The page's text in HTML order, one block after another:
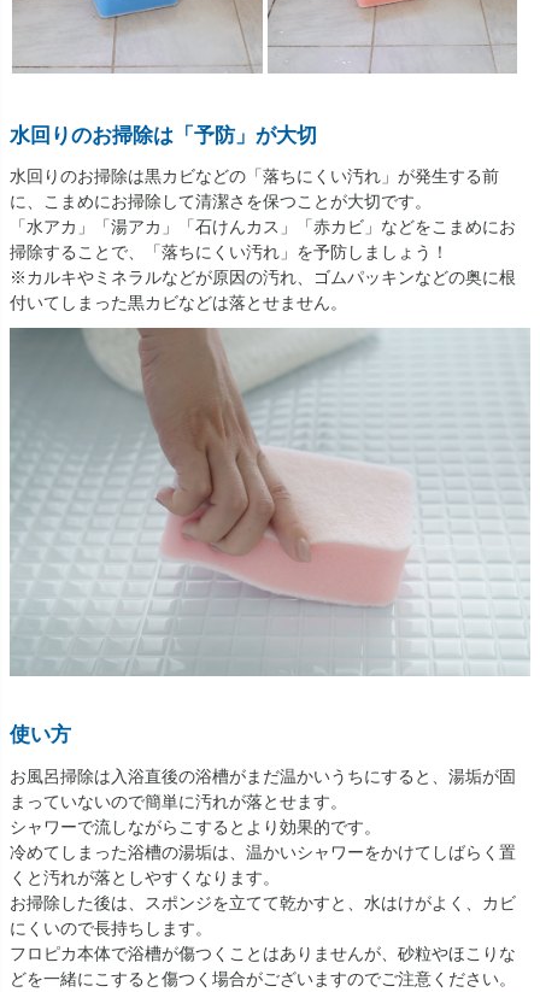
水回りのお掃除は「予防」が大切
水回りのお掃除は黒カビなどの「落ちにくい汚れ」が発生する前
に、こまめにお掃除して清潔さを保つことが大切です。
「水アカ」「湯アカ」「石けんカス」「赤カビ」などをこまめにお
掃除することで、「落ちにくい汚れ」を予防しましょう！
※カルキやミネラルなどが原因の汚れ、ゴムパッキンなどの奥に根
付いてしまった黒カビなどは落とせません。
使い方
お風呂掃除は入浴直後の浴槽がまだ温かいうちにすると、湯垢が固
まっていないので簡単に汚れが落とせます。
シャワーで流しながらこするとより効果的です。
冷めてしまった浴槽の湯垢は、温かいシャワーをかけてしばらく置
くと汚れが落としやすくなります。
お掃除した後は、スポンジを立てて乾かすと、水はけがよく、カビ
にくいので長持ちします。
フロピカ本体で浴槽が傷つくことはありませんが、砂粒やほこりな
どを一緒にこすると傷つく場合がございますのでご注意ください。